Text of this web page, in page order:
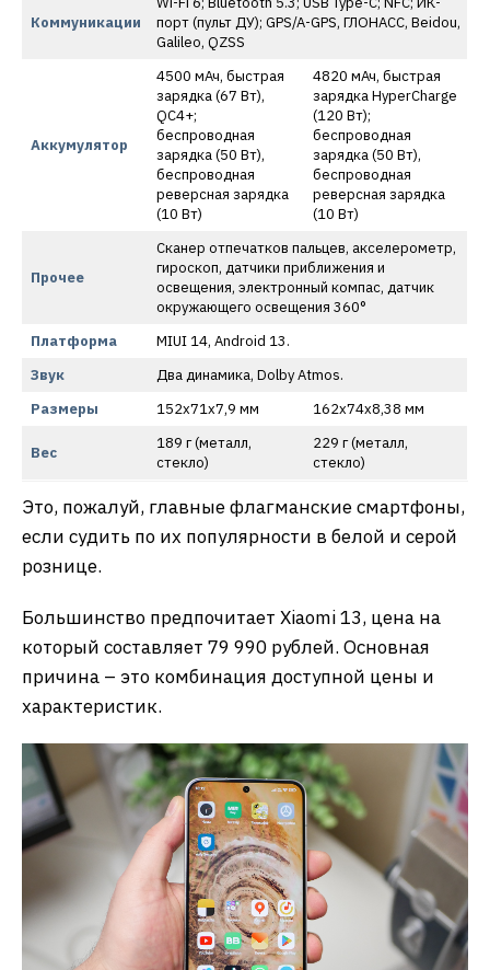
Коммуникации
порт (пульт ДУ); GPS/A-GPS, ГЛОНАСС, Beidou,
Galileo, QZSS
Аккумулятор
4500 мАч, быстрая
зарядка (67 Вт),
QC4+;
беспроводная
зарядка (50 Вт),
беспроводная
реверсная зарядка
(10 Вт)
4820 мАч, быстрая
зарядка HyperCharge
(120 Вт);
беспроводная
зарядка (50 Вт),
беспроводная
реверсная зарядка
(10 Вт)
Прочее
Сканер отпечатков пальцев, акселерометр,
гироскоп, датчики приближения и
освещения, электронный компас, датчик
окружающего освещения 360°
Платформа
MIUI 14, Android 13.
Звук
Два динамика, Dolby Atmos.
Размеры
152х71х7,9 мм 162х74х8,38 мм
Вес
189 г (металл,
стекло)
229 г (металл,
стекло)
Это, пожалуй, главные флагманские смартфоны,
если судить по их популярности в белой и серой
рознице.
Большинство предпочитает Xiaomi 13, цена на
который составляет 79 990 рублей. Основная
причина – это комбинация доступной цены и
характеристик.